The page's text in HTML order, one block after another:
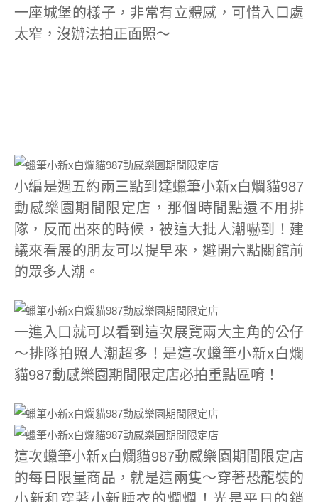
一座城堡的樣子，非常有立體感，可惜入口處
太窄，沒辦法拍正面照～
小編是週五約兩三點到達蠟筆小新x白爛貓987
動感樂園期間限定店，那個時間點還不用排
隊，反而出來的時候，被這大批人潮嚇到！建
議來看展的朋友可以提早來，避開六點關館前
的眾多人潮。
一進入口就可以看到這次展覽兩大主角的公仔
～排隊拍照人潮超多！是這次蠟筆小新x白爛
貓987動感樂園期間限定店必拍重點區唷！
這次蠟筆小新x白爛貓987動感樂園期間限定店
的每日限量商品，就是這兩隻～穿著恐龍裝的